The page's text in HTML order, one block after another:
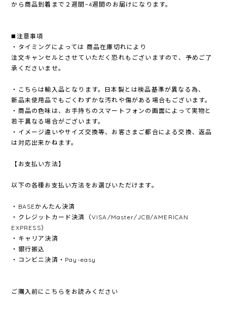
から商品到着まで２週間~4週間のお届けになります。
◼️注意事項
・タイミングによっては 商品在庫切れにより
注文キャンセルとさせていただく恐れもございますので、予めご了
承くださいませ。
・こちらは輸入品となります。日本製とは検品基準が異なる為、
新品未使用品でもごくわずかな汚れや傷がある場合もございます。
・商品の色味は、お手持ちのスマートフォンの画面によって実物と
若干異なる場合がございます。
・イメージ違いやサイズ交換等、お客さまご都合による交換、返品
は対応出来かねます。
【お支払い方法】
以下の各種お支払い方法をお選びいただけます。
・BASEかんたん決済
・クレジットカード決済（VISA/Master/JCB/AMERICAN
EXPRESS）
・キャリア決済
・銀行振込
・コンビニ決済・Pay-easy
ご購入前にこちらをお読みください